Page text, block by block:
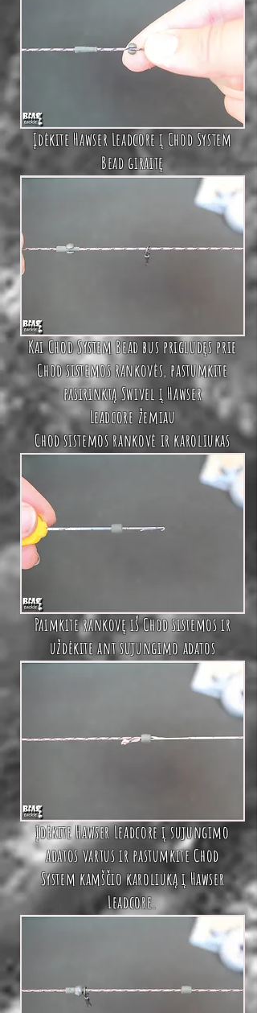
ĮdėkiteHawser Leadcoreį Chod System
Bead giraitę
Kai Chod System Bead bus prigludęs prie
Chod sistemos rankovės, pastumkite
pasirinktąSwivelįHawser
Leadcore žemiau
Chod sistemosrankovė ir karoliukas
Paimkite rankovę išChod sistemos ir
uždėkite ant sujungimo adatos
ĮdėkiteHawser Leadcoreįsujungimo
adatos vartus ir pastumkiteChod
Systemkamščio karoliuką į Hawser
Leadcore.